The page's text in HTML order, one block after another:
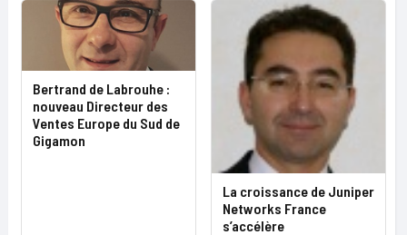
Bertrand de Labrouhe :
nouveau Directeur des
Ventes Europe du Sud de
Gigamon
La croissance de Juniper
Networks France
s’accélère